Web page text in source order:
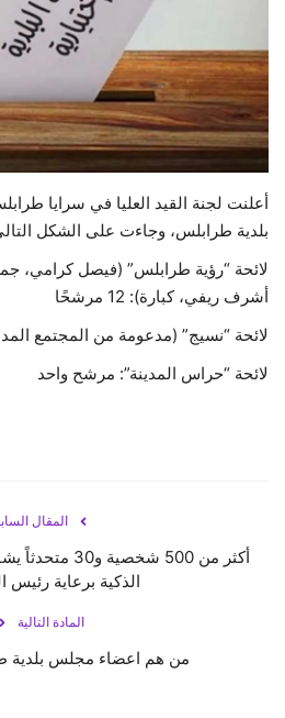
حياة
أعلنت لجنة القيد العليا في سرايا طرابلس
بلدية طرابلس، وجاءت على الشكل
لائحة “رؤية طرابلس” (فيصل كرامي،
أشرف ريفي، كبارة): 12 مرشحًا
لائحة “نسيج” (مدعومة من المجتمع المدني): 11
لائحة “حراس المدينة”: مرشح واحد
المقال
أكثر من 500
الذكية برعاية رئيس
المادة التالية
من هم اعضاء مجلس بلدية